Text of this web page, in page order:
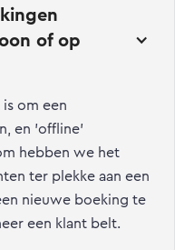
of op
om een
en 'offline'
hebben we het
ter plekke aan een
nieuwe boeking te
een klant belt.